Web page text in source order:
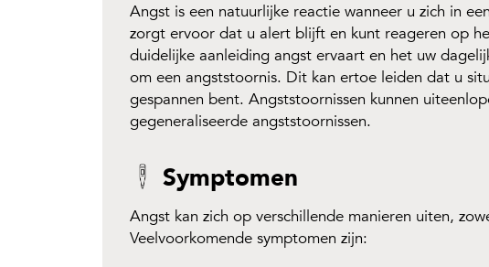
Angst is een natuurlijke reactie wanneer u zich in
zorgt ervoor dat u alert blijft en kunt reageren op
duidelijke aanleiding angst ervaart en het uw
om een angststoornis. Dit kan ertoe leiden dat u
gespannen bent. Angststoornissen kunnen
gegeneraliseerde angststoornissen.
Symptomen
Angst kan zich op verschillende manieren uiten,
Veelvoorkomende symptomen zijn: